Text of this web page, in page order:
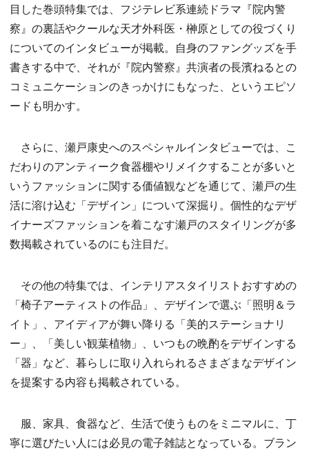
目した巻頭特集では、フジテレビ系連続ドラマ『院内警
察』の裏話やクールな天才外科医・榊原としての役づくり
についてのインタビューが掲載。自身のファングッズを手
書きする中で、それが『院内警察』共演者の長濱ねるとの
コミュニケーションのきっかけにもなった、というエピソ
ードも明かす。
さらに、瀬戸康史へのスペシャルインタビューでは、こ
だわりのアンティーク食器棚やリメイクすることが多いと
いうファッションに関する価値観などを通じて、瀬戸の生
活に溶け込む「デザイン」について深掘り。個性的なデザ
イナーズファッションを着こなす瀬戸のスタイリングが多
数掲載されているのにも注目だ。
その他の特集では、インテリアスタイリストおすすめの
「椅子アーティストの作品」、デザインで選ぶ「照明＆ラ
イト」、アイディアが舞い降りる「美的ステーショナリ
ー」、「美しい観葉植物」、いつもの晩酌をデザインする
「器」など、暮らしに取り入れられるさまざまなデザイン
を提案する内容も掲載されている。
服、家具、食器など、生活で使うものをミニマルに、丁
寧に選びたい人には必見の電子雑誌となっている。ブラン